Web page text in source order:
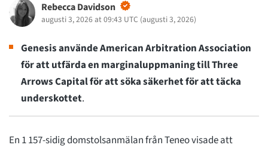
Rebecca Davidson
augusti 3, 2026 at 09:43 UTC (augusti 3, 2026)
Genesis använde American Arbitration Association
för att utfärda en marginaluppmaning till Three
Arrows Capital för att söka säkerhet för att täcka
underskottet.
En 1 157-sidig domstolsanmälan från Teneo visade att